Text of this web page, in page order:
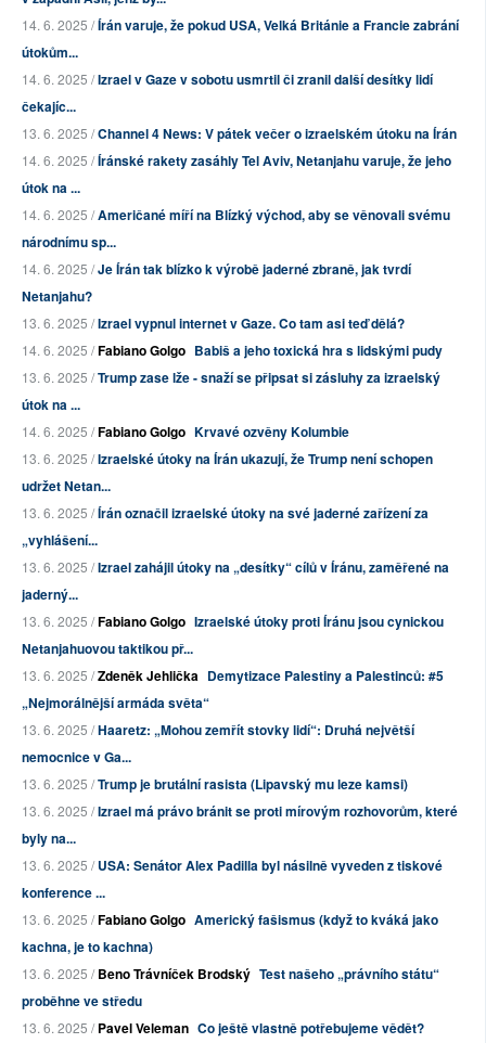
14. 6. 2025 /Írán varuje, že pokud USA, Velká Británie a Francie zabrání
útokům...
14. 6. 2025 /Izrael v Gaze v sobotu usmrtil či zranil další desítky lidí
čekajíc...
13. 6. 2025 /Channel 4 News: V pátek večer o izraelském útoku na Írán
14. 6. 2025 /Íránské rakety zasáhly Tel Aviv, Netanjahu varuje, že jeho
útok na ...
14. 6. 2025 /Američané míří na Blízký východ, aby se věnovali svému
národnímu sp...
14. 6. 2025 /Je Írán tak blízko k výrobě jaderné zbraně, jak tvrdí
Netanjahu?
13. 6. 2025 /Izrael vypnul internet v Gaze. Co tam asi teď dělá?
14. 6. 2025 /Fabiano Golgo Babiš a jeho toxická hra s lidskými pudy
13. 6. 2025 /Trump zase lže - snaží se připsat si zásluhy za izraelský
útok na ...
14. 6. 2025 /Fabiano Golgo Krvavé ozvěny Kolumbie
13. 6. 2025 /Izraelské útoky na Írán ukazují, že Trump není schopen
udržet Netan...
13. 6. 2025 /Írán označil izraelské útoky na své jaderné zařízení za
„vyhlášení...
13. 6. 2025 /Izrael zahájil útoky na „desítky“ cílů v Íránu, zaměřené na
jaderný...
13. 6. 2025 /Fabiano Golgo Izraelské útoky proti Íránu jsou cynickou
Netanjahuovou taktikou př...
13. 6. 2025 /Zdeněk Jehlička Demytizace Palestiny a Palestinců: #5
„Nejmorálnější armáda světa“
13. 6. 2025 /Haaretz: „Mohou zemřít stovky lidí“: Druhá největší
nemocnice v Ga...
13. 6. 2025 /Trump je brutální rasista (Lipavský mu leze kamsi)
13. 6. 2025 /Izrael má právo bránit se proti mírovým rozhovorům, které
byly na...
13. 6. 2025 /USA: Senátor Alex Padilla byl násilně vyveden z tiskové
konference ...
13. 6. 2025 /Fabiano Golgo Americký fašismus (když to kváká jako
kachna, je to kachna)
13. 6. 2025 /Beno Trávníček Brodský Test našeho „právního státu“
proběhne ve středu
13. 6. 2025 /Pavel Veleman Co ještě vlastně potřebujeme vědět?